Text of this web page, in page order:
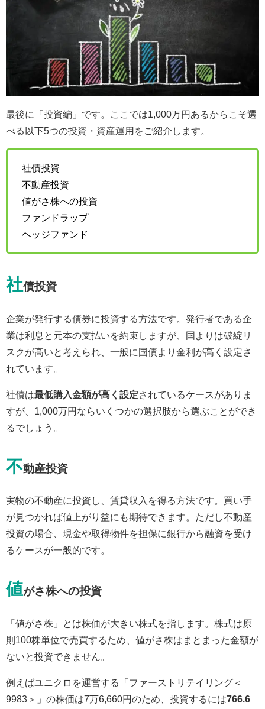
最後に「投資編」です。ここでは1,000万円あるからこそ選
べる以下5つの投資・資産運用をご紹介します。
社債投資
不動産投資
値がさ株への投資
ファンドラップ
ヘッジファンド
社債投資
企業が発行する債券に投資する方法です。発行者である企
業は利息と元本の支払いを約束しますが、国よりは破綻リ
スクが高いと考えられ、一般に国債より金利が高く設定さ
れています。
社債は最低購入金額が高く設定されているケースがありま
すが、1,000万円ならいくつかの選択肢から選ぶことができ
るでしょう。
不動産投資
実物の不動産に投資し、賃貸収入を得る方法です。買い手
が見つかれば値上がり益にも期待できます。ただし不動産
投資の場合、現金や取得物件を担保に銀行から融資を受け
るケースが一般的です。
値がさ株への投資
「値がさ株」とは株価が大きい株式を指します。株式は原
則100株単位で売買するため、値がさ株はまとまった金額が
ないと投資できません。
例えばユニクロを運営する「ファーストリテイリング＜
9983＞」の株価は7万6,660円のため、投資するには766.6